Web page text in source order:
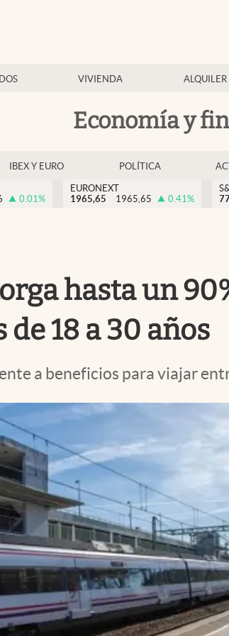
VIVIENDA ALQUILER
Economía y
IBEX Y EURO POLÍTICA
0.01%
EURONEXT
1965,65
1965,65 0.41%
hasta un
18 a 30 años
a beneficios para viajar